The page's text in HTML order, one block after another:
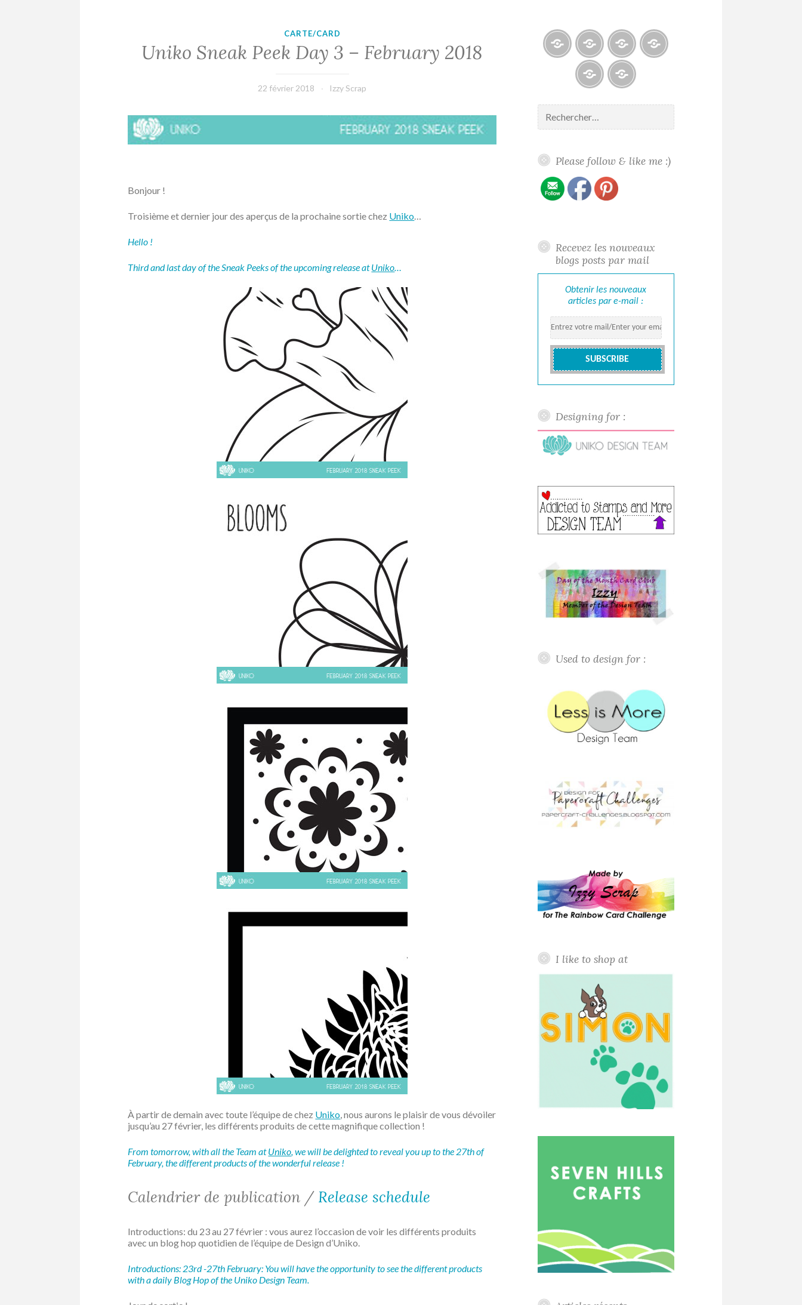
CARTE/CARD
Uniko Sneak Peek Day 3 – February 2018
22 février 2018 Izzy Scrap
Bonjour !
Troisième et dernier jour des aperçus de la prochaine sortie chez Uniko
Hello !
Third and last day of the Sneak Peeks of the upcoming release atUniko
À partir de demain avec toute l’équipe de chez Uniko , nous aurons le plaisir de vous dévoiler
jusqu’au 27 février, les différents produits de cette magnifique collection !
From tomorrow, with all the Team atUniko , we will be delighted to reveal you up to the 27th of
February, the different products of the wonderful release !
Calendrier de publication / Release schedule
Introductions: du 23 au 27 février : vous aurez l’occasion de voir les différents produits
avec un blog hop quotidien de l’équipe de Design d’Uniko.
Introductions: 23rd -27th February: You will have the opportunity to see the different products
with a daily Blog Hop of the Uniko Design Team.
Blogs
À
propos
/
me
Reconnaissance
/
Recognition
de
Rechercher :
Please follow & like me :)
Recevez les nouveaux
blogs posts par mail
Obtenir les nouveaux
articles par e-mail :
Designing for :
Used to design for :
I like to shop at